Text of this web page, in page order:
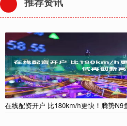
在线配资开户 比180km/h更快！腾势N9